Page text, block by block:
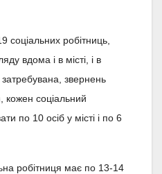
соціальних робітниць,
вдома і в місті, і в
звернень
кожен соціальний
по 10 осіб у місті і по 6
робітниця має по 13-14